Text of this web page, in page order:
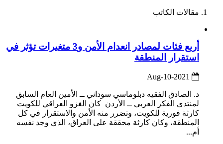
مقالات الكاتب
أربع فئات لمصادر انعدام الأمن و3 متغيرات تؤثر في
استقرار المنطقة
د. الصادق الفقيه دبلوماسي سوداني ــ الأمين العام السابق
لمنتدى الفكر العربي ــ الأردن كان الغزو العراقي للكويت
كارثة فورية للكويت، وتضرر منه الأمن والاستقرار في كل
المنطقة، وكان كارثة محققة على العراق، الذي وجد نفسه
أم...